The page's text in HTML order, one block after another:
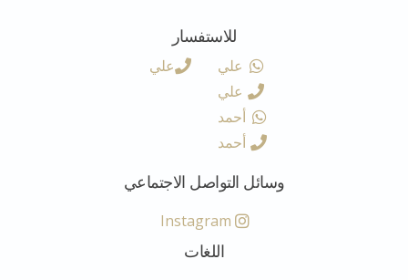
للاستفسار
علي
علي
أحمد
أحمد
علي
وسائل التواصل الاجتماعي
Instagram
اللغات